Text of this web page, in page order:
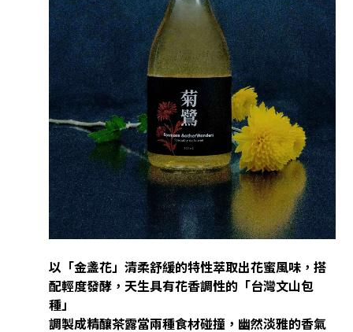
以「金盞花」清柔舒緩的特性萃取出花蜜風味，搭
配輕度發酵，天生具有花香調性的「台灣文山包
種」
調製成精釀茶露當兩種食材碰撞，幽然淡雅的香氣